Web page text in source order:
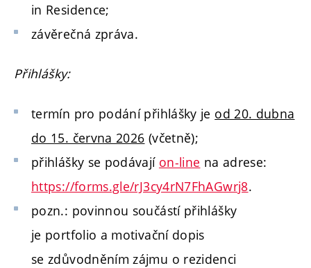
in Residence;
závěrečná zpráva.
Přihlášky:
termín pro podání přihlášky je od 20. dubna
do 15. června 2026 (včetně);
přihlášky se podávají on-line na adrese:
https://forms.gle/rJ3cy4rN7FhAGwrj8.
pozn.: povinnou součástí přihlášky
je portfolio a motivační dopis
se zdůvodněním zájmu o rezidenci